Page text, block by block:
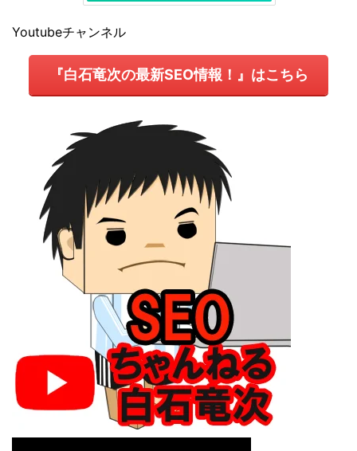
Youtubeチャンネル
『白石竜次の最新SEO情報！』はこちら